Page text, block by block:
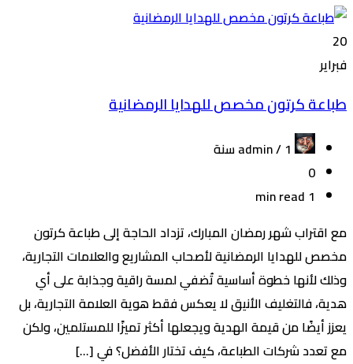
20
فبراير
طباعة كرتون مخصص للهدايا الرمضانية
1 سنة
0
1 min read
مع اقتراب شهر رمضان المبارك، تزداد الحاجة إلى طباعة كرتون
مخصص للهدايا الرمضانية لأصحاب المشاريع والعلامات التجارية،
وذلك لأنها خطوة أساسية تُضفي لمسة راقية وجذابة على أي
هدية، فالتغليف الأنيق لا يعكس فقط هوية العلامة التجارية، بل
يعزز أيضًا من قيمة الهدية ويجعلها أكثر تميزًا للمستلمين، ولكن
مع تعدد شركات الطباعة، كيف تختار الأفضل؟ في […]